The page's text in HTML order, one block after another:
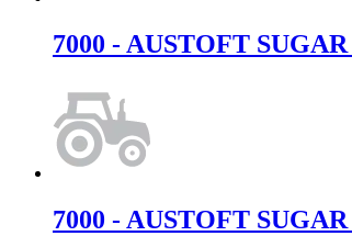
7000 - AUSTOFT
7000 - AUSTOFT